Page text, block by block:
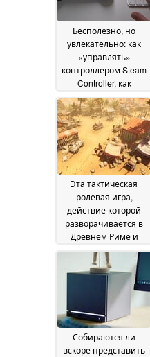
Бесполезно, но
увлекательно: как
«управлять»
контроллером Steam
Controller, как
радиоуправляемой
машиной20 June 2026
Эта тактическая
ролевая игра,
действие которой
разворачивается в
Древнем Риме и
которая получила 87
% положительных
отзывов, продается в
Steam со скидкой 80
20 June 2026
Собираются ли
вскоре представить